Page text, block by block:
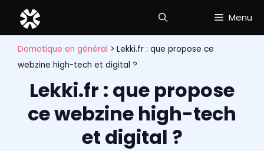
contenu
Menu
Domotique en général > Lekki.fr : que propose ce
webzine high-tech et digital ?
Lekki.fr : que propose
ce webzine high-tech
et digital ?